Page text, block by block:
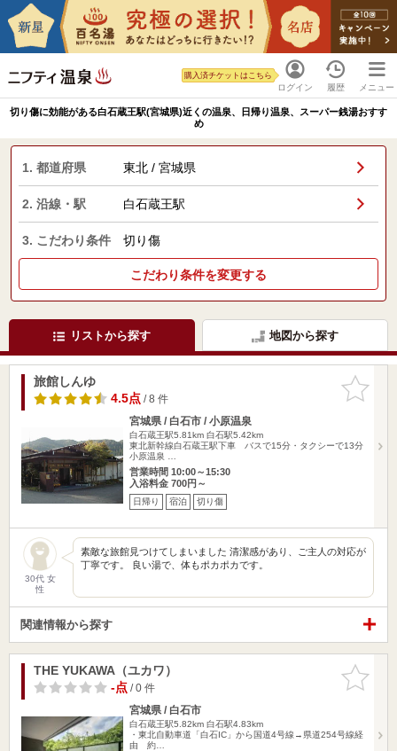
ログイン
購入済チケットはこちら
履歴 メニュー
切り傷に効能がある白石蔵王駅(宮城県)近くの温泉、日帰り温泉、スーパー銭湯おすす
め
1. 都道府県 東北 / 宮城県
2. 沿線・駅 白石蔵王駅
3. こだわり条件 切り傷
こだわり条件を変更する
リストから探す 地図から探す
お気に入
りに追加
旅館しんゆ
4.5点/ 8 件
宮城県 / 白石市 / 小原温泉
白石蔵王駅5.81km 白石駅5.42km
東北新幹線白石蔵王駅下車 バスで15分・タクシーで13分
小原温泉 …
営業時間 10:00～15:30
入浴料金 700円～
日帰り 宿泊 切り傷
30代 女
性
素敵な旅館見つけてしまいました 清潔感があり、ご主人の対応が
丁寧です。 良い湯で、体もポカポカです。
関連情報から探す
お気に入
りに追加
THE YUKAWA（ユカワ）
-点/ 0 件
宮城県 / 白石市
白石蔵王駅5.82km 白石駅4.83km
・東北自動車道「白石IC」から国道4号線→県道254号線経
由 約…